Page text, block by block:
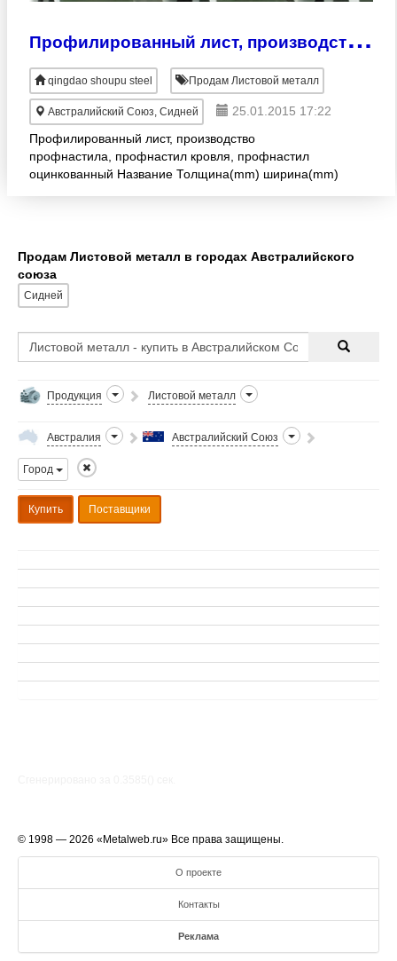
П
рофилированный лист, производство профнастила, профнастил кровля
qingdao shoupu steel Продам Листовой металл
Австралийский Союз, Сидней
25.01.2015 17:22
Профилированный лист, производство
профнастила, профнастил кровля, профнастил
оцинкованный Название Толщина(mm) ширина(mm)
Продам Листовой металл в городах Австралийского
союза
Сидней
Продукция Листовой металл
Австралия Австралийский Союз
Город
Купить Поставщики
© 1998 — 2026 «Metalweb.ru» Все права защищены.
О проекте
Контакты
Реклама